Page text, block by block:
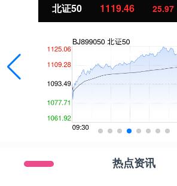
北证50 1119.46 25.97
热点资讯